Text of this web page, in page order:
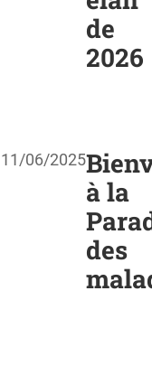
de
2026
11/06/2025
à la
des